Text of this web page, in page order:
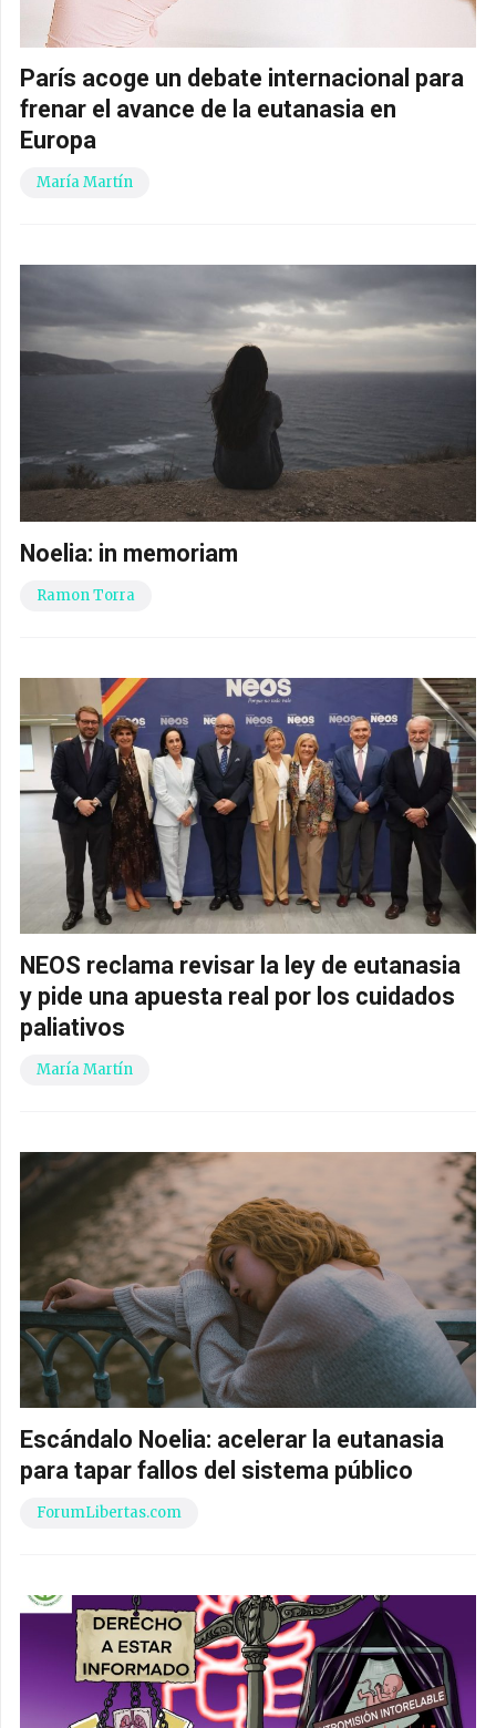
París acoge un debate internacional para
frenar el avance de la eutanasia en
Europa
María Martín
Noelia: in memoriam
Ramon Torra
NEOS reclama revisar la ley de eutanasia
y pide una apuesta real por los cuidados
paliativos
María Martín
Escándalo Noelia: acelerar la eutanasia
para tapar fallos del sistema público
ForumLibertas.com